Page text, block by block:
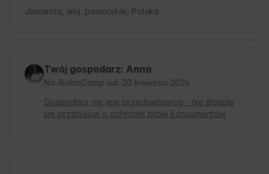
Jastarnia, woj. pomorskie, Polska
Twój gospodarz: Anna
Na AlohaCamp od: 20 kwietnia 2026
Gospodarz nie jest przedsiębiorcą - nie stosuje
się przepisów o ochronie praw konsumentów